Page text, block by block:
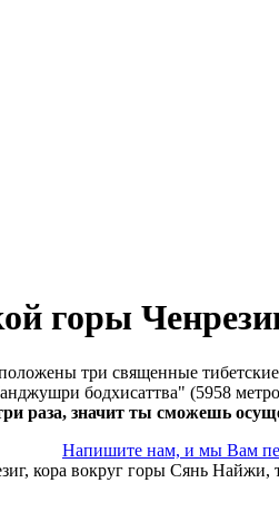
горы
три священные
бодхисаттва" (5958
раза, значит ты сможешь
Напишите нам, и мы Вам